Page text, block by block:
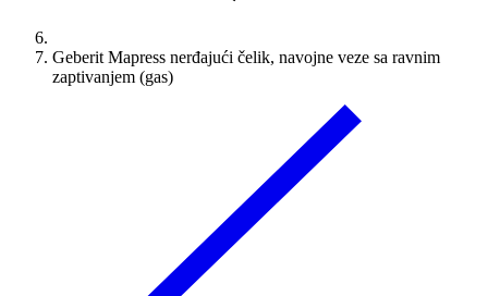
Geberit Mapress nerđajući čelik, navojne veze sa ravnim
zaptivanjem (gas)